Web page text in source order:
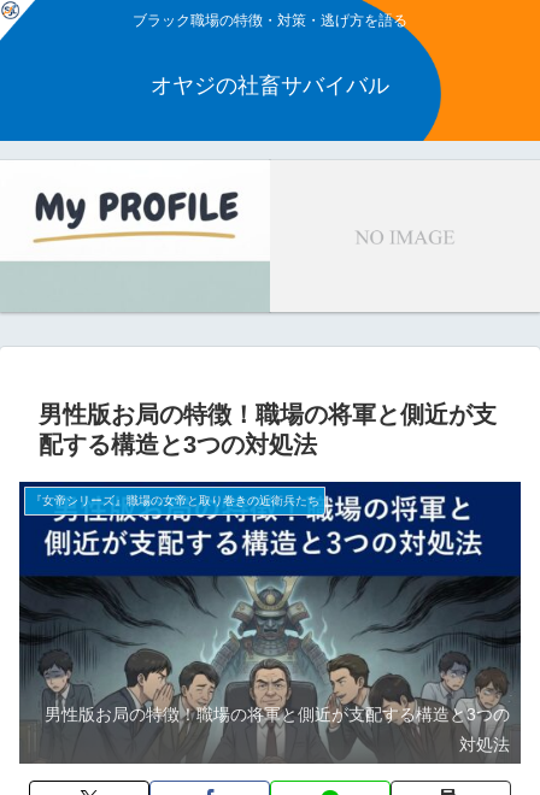
ブラック職場の特徴・対策・逃げ方を語る
オヤジの社畜サバイバル
男性版お局の特徴！職場の将軍と側近が支
配する構造と3つの対処法
『女帝シリーズ』職場の女帝と取り巻きの近衛兵たち
男性版お局の特徴！職場の将軍と側近が支配する構造と3つの
対処法